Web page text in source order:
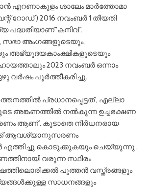
എറണാകുളം ശാലേം മാർത്തോമാ
റോഡ് ) 2016 നവംബർ 1 തീയതി
പദ്ധതിയാണ് 'കനിവ് '.
അംഗങ്ങളുടെയും,
അഭ്യുദയകാംക്ഷികളുടെയും
2023 നവംബർ ഒന്നാം
വർഷം പൂർത്തീകരിച്ചു.
പ്രധാനപ്പെട്ടത് , എല്ലാ
അങ്കണത്തിൽ നൽകുന്ന ഉച്ചഭക്ഷണ
ആണ് . കൂടാതെ നിർധനരായ
ആവശ്യാനുസരണം
എത്തിച്ചു കൊടുക്കുകയും ചെയ്യുന്നു .
വരുന്ന സ്ഥിരം
പുത്തൻ വസ്ത്രങ്ങളും
സാധനങ്ങളും